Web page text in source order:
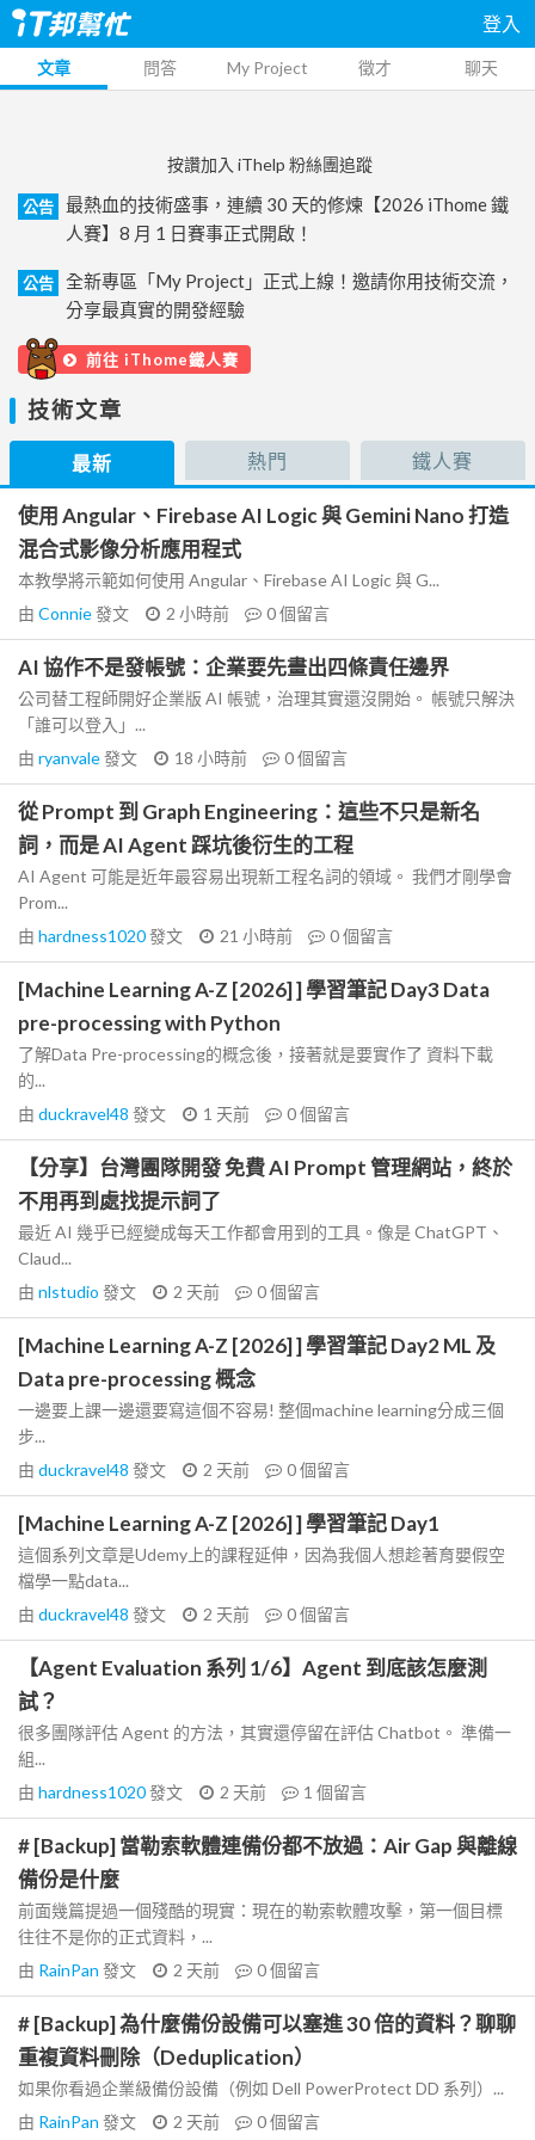
登入
文章 問答 My Project 徵才 聊天
按讚加入 iThelp 粉絲團追蹤
公告
最熱血的技術盛事，連續 30 天的修煉【2026 iThome 鐵
人賽】8 月 1 日賽事正式開啟！
公告
全新專區「My Project」正式上線！邀請你用技術交流，
分享最真實的開發經驗
前往 iThome鐵人賽
技術文章
最新 熱門 鐵人賽
使用 Angular、Firebase AI Logic 與 Gemini Nano 打造
混合式影像分析應用程式
本教學將示範如何使用 Angular、Firebase AI Logic 與 G...
由 Connie發文 2 小時前 0個留言
AI 協作不是發帳號：企業要先畫出四條責任邊界
公司替工程師開好企業版 AI 帳號，治理其實還沒開始。 帳號只解決
「誰可以登入」...
由 ryanvale發文 18 小時前 0個留言
從 Prompt 到 Graph Engineering：這些不只是新名
詞，而是 AI Agent 踩坑後衍生的工程
AI Agent 可能是近年最容易出現新工程名詞的領域。 我們才剛學會
Prom...
由 hardness1020發文 21 小時前 0個留言
[Machine Learning A-Z [2026] ] 學習筆記 Day3 Data
pre-processing with Python
了解Data Pre-processing的概念後，接著就是要實作了 資料下載
的...
由 duckravel48 發文 1 天前 0個留言
【分享】台灣團隊開發 免費 AI Prompt 管理網站，終於
不用再到處找提示詞了
最近 AI 幾乎已經變成每天工作都會用到的工具。像是 ChatGPT、
Claud...
由 nlstudio 發文 2 天前 0個留言
[Machine Learning A-Z [2026] ] 學習筆記 Day2 ML 及
Data pre-processing 概念
一邊要上課一邊還要寫這個不容易! 整個machine learning分成三個
步...
由 duckravel48 發文 2 天前 0個留言
[Machine Learning A-Z [2026] ] 學習筆記 Day1
這個系列文章是Udemy上的課程延伸，因為我個人想趁著育嬰假空
檔學一點data...
由 duckravel48 發文 2 天前 0個留言
【Agent Evaluation 系列 1/6】Agent 到底該怎麼測
試？
很多團隊評估 Agent 的方法，其實還停留在評估 Chatbot。 準備一
組...
由 hardness1020發文 2 天前 1 個留言
# [Backup] 當勒索軟體連備份都不放過：Air Gap 與離線
備份是什麼
前面幾篇提過一個殘酷的現實：現在的勒索軟體攻擊，第一個目標
往往不是你的正式資料，...
由 RainPan 發文 2 天前 0個留言
# [Backup] 為什麼備份設備可以塞進 30 倍的資料？聊聊
重複資料刪除（Deduplication）
如果你看過企業級備份設備（例如 Dell PowerProtect DD 系列）...
由 RainPan 發文 2 天前 0個留言